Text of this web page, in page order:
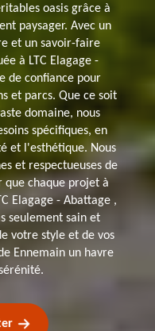
oasis grâce à
paysager. Avec un
et un savoir-faire
à LTC Elagage -
de confiance pour
et parcs. Que ce soit
domaine, nous
spécifiques, en
et l'esthétique. Nous
et respectueuses de
que chaque projet à
Elagage - Abattage ,
seulement sain et
votre style et de vos
Ennemain un havre